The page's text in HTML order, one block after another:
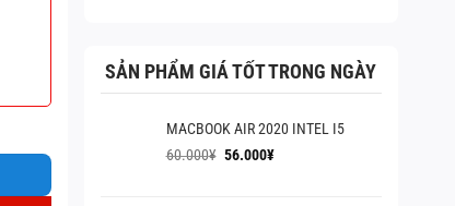
SẢN PHẨM GIÁ TỐT TRONG NGÀY
MACBOOK AIR 2020 INTEL I5
60.000¥ Giá
56.000¥Giá